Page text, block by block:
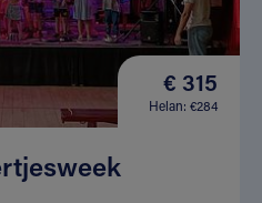
€ 315
Helan: €284